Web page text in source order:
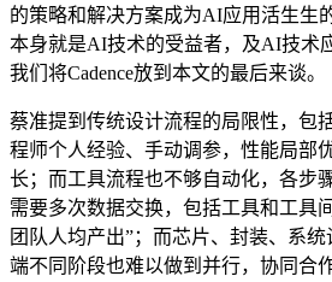
的策略和解决方案成为AI应用活生生
本身就是AI技术的受益者，及AI技术
我们将Cadence放到本文的最后来谈。
蔡准提到传统设计流程的局限性，包
程师个人经验、手动调参，性能局部
长；而工具流程也不够自动化，各步
需要多次数据交换，包括工具和工具
团队人均产出”；而芯片、封装、系
端不同阶段也难以做到并行，协同合